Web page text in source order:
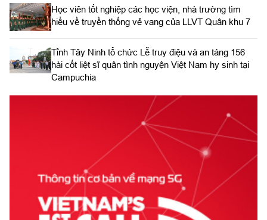
Học viên tốt nghiệp các học viện, nhà trường tìm
hiểu về truyền thống vẻ vang của LLVT Quân khu 7
​Tỉnh Tây Ninh tổ chức Lễ truy điệu và an táng 156
hài cốt liệt sĩ quân tình nguyện Việt Nam hy sinh tại
Campuchia